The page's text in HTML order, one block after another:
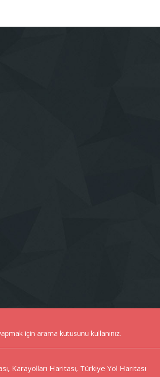
için arama kutusunu kullanınız.
Karayolları Haritası, Türkiye Yol Haritası